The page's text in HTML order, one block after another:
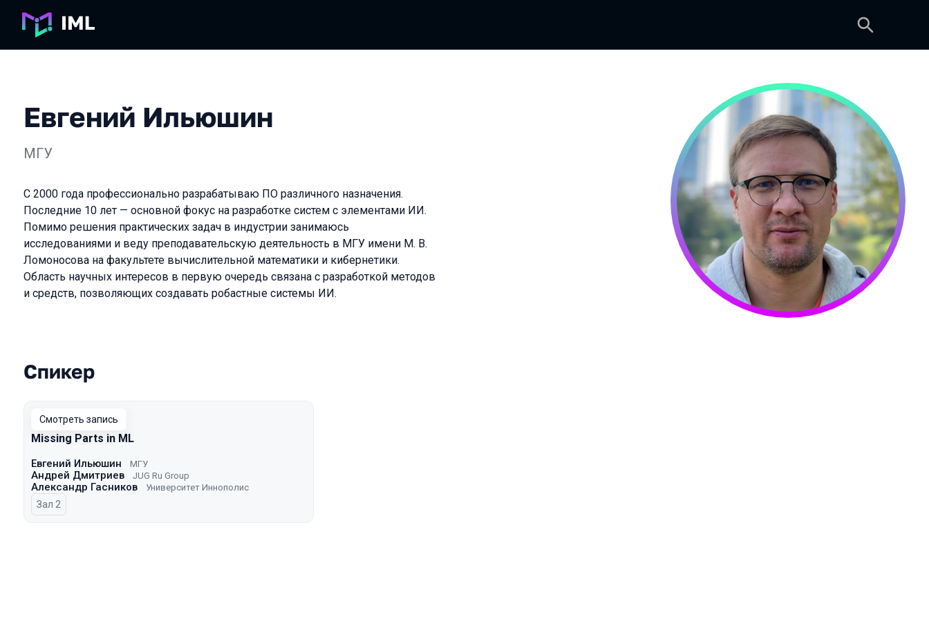
Евгений Ильюшин
МГУ
С 2000 года профессионально разрабатываю ПО различного назначения.
Последние 10 лет — основной фокус на разработке систем с элементами ИИ.
Помимо решения практических задач в индустрии занимаюсь
исследованиями и веду преподавательскую деятельность в МГУ имени М. В.
Ломоносова на факультете вычислительной математики и кибернетики.
Область научных интересов в первую очередь связана с разработкой методов
и средств, позволяющих создавать робастные системы ИИ.
Выступления в сезоне 2025
Спикер
Смотреть запись
Missing Parts in ML
Евгений Ильюшин МГУ
Андрей Дмитриев JUG Ru Group
Александр Гасников Университет Иннополис
Зал 2